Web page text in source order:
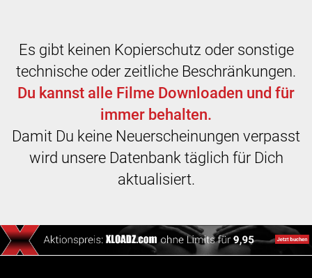
Es gibt keinen Kopierschutz oder sonstige
technische oder zeitliche Beschränkungen.
Du kannst alle Filme Downloaden und für
immer behalten.
Damit Du keine Neuerscheinungen verpasst
wird unsere Datenbank täglich für Dich
aktualisiert.